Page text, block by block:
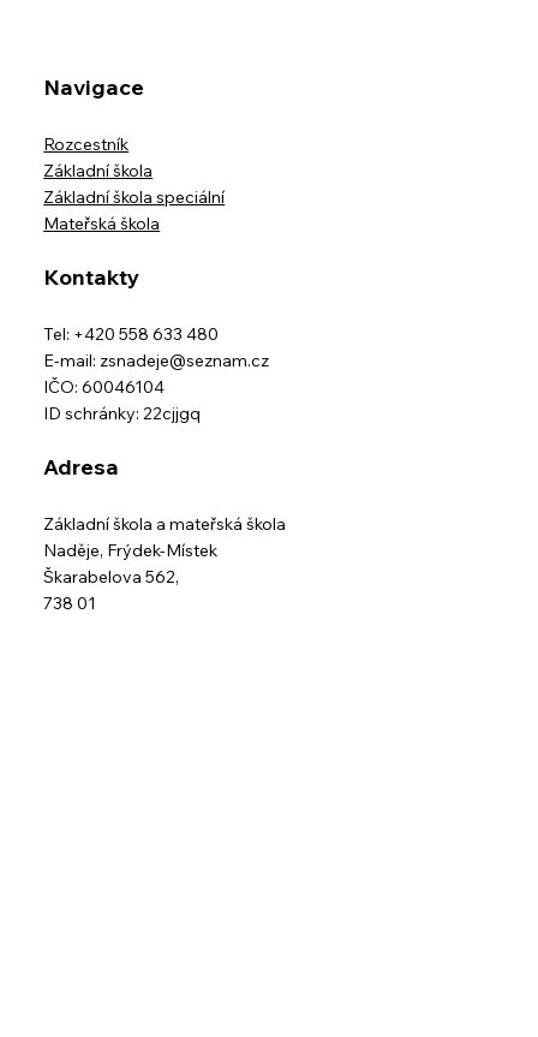
Navigace
Rozcestník
Základní škola
Základní škola speciální
Mateřská škola
Kontakty
Tel: +420 558 633 480
E-mail: zsnadeje@seznam.cz
IČO: 60046104
ID schránky: 22cjjgq
Adresa
Základní škola a mateřská škola
Naděje, Frýdek-Místek
Škarabelova 562,
738 01